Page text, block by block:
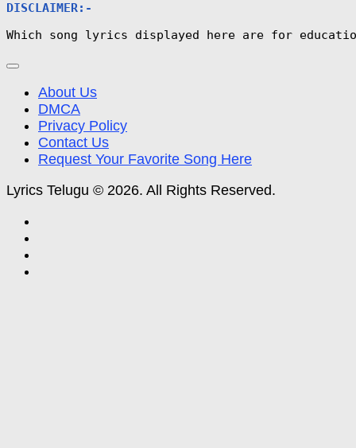
DISCLAIMER:-
Which song lyrics displayed here are for
About Us
DMCA
Privacy Policy
Contact Us
Request Your Favorite Song Here
Lyrics Telugu © 2026. All Rights Reserved.